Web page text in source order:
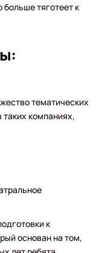
больше тяготеет к
тематических
таких компаниях,
к
основан на том,